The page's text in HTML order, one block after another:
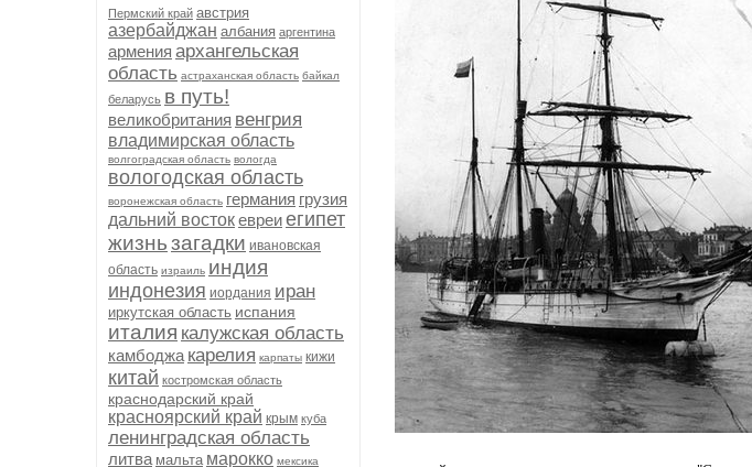
Пермский край австрия
азербайджан албания аргентина
армения архангельская
область астраханская область байкал
беларусь в путь!
великобритания венгрия
владимирская область
волгоградская область вологда
вологодская область
воронежская область германия грузия
дальний востокевреиегипет
жизньзагадки ивановская
область израиль индия
индонезия иордания иран
иркутская область испания
италия калужская область
камбоджа карелия карпаты кижи
китай костромская область
краснодарский край
красноярский край крым куба
ленинградская область
литва мальта марокко мексика